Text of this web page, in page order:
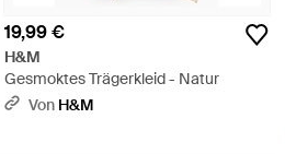
19,99 €
H&M
Gesmoktes Trägerkleid - Natur
Von H&M